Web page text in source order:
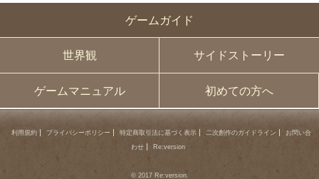
ゲームガイド
世界観 サイドストーリー
ゲームマニュアル 初めての方へ
利用規約 プライバシーポリシー 特定商取引法に基づく表示 二次創作のガイドライン
お問い合
わせ
Re:version
© 2017 Re:version.